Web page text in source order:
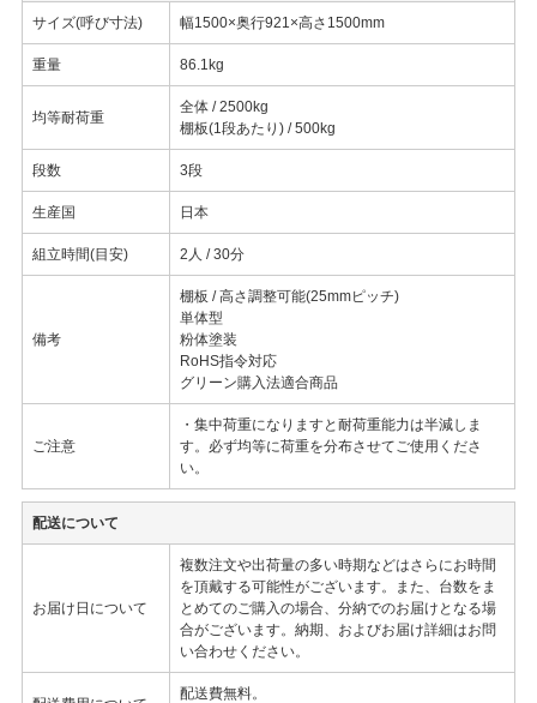
サイズ(呼び寸法) 幅1500×奥行921×高さ1500mm
重量 86.1kg
均等耐荷重
全体 / 2500kg
棚板(1段あたり) / 500kg
段数 3段
生産国 日本
組立時間(目安) 2人 / 30分
備考
棚板 / 高さ調整可能(25mmピッチ)
単体型
粉体塗装
RoHS指令対応
グリーン購入法適合商品
ご注意
・集中荷重になりますと耐荷重能力は半減しま
す。必ず均等に荷重を分布させてご使用くださ
い。
配送について
お届け日について
複数注文や出荷量の多い時期などはさらにお時間
を頂戴する可能性がございます。また、台数をま
とめてのご購入の場合、分納でのお届けとなる場
合がございます。納期、およびお届け詳細はお問
い合わせください。
配送費無料。